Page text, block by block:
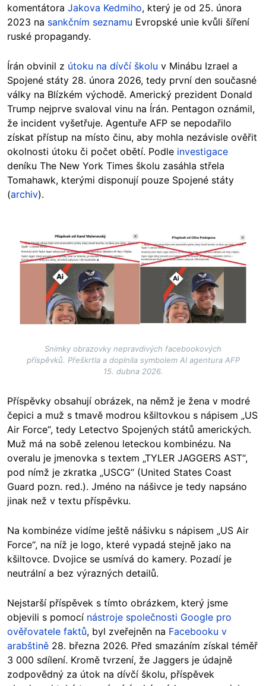
komentátora Jakova Kedmiho, který je od 25. února
2023 na sankčním seznamu Evropské unie kvůli šíření
ruské propagandy.
Írán obvinil z útoku na dívčí školu v Minábu Izrael a
Spojené státy 28. února 2026, tedy první den současné
války na Blízkém východě. Americký prezident Donald
Trump nejprve svaloval vinu na Írán. Pentagon oznámil,
že incident vyšetřuje. Agentuře AFP se nepodařilo
získat přístup na místo činu, aby mohla nezávisle ověřit
okolnosti útoku či počet obětí. Podle investigace
deníku The New York Times školu zasáhla střela
Tomahawk, kterými disponují pouze Spojené státy
(archiv).
Image
Snímky obrazovky nepravdivých facebookových
příspěvků. Přeškrtla a doplnila symbolem AI agentura AFP
15. dubna 2026.
Příspěvky obsahují obrázek, na němž je žena v modré
čepici a muž s tmavě modrou kšiltovkou s nápisem „US
Air Force“, tedy Letectvo Spojených států amerických.
Muž má na sobě zelenou leteckou kombinézu. Na
overalu je jmenovka s textem „TYLER JAGGERS AST“,
pod nímž je zkratka „USCG“ (United States Coast
Guard pozn. red.). Jméno na nášivce je tedy napsáno
jinak než v textu příspěvku.
Na kombinéze vidíme ještě nášivku s nápisem „US Air
Force“, na níž je logo, které vypadá stejně jako na
kšiltovce. Dvojice se usmívá do kamery. Pozadí je
neutrální a bez výrazných detailů.
Nejstarší příspěvek s tímto obrázkem, který jsme
objevili s pomocí nástroje společnosti Google pro
ověřovatele faktů, byl zveřejněn na Facebooku v
arabštině 28. března 2026. Před smazáním získal téměř
3 000 sdílení. Kromě tvrzení, že Jaggers je údajně
zodpovědný za útok na dívčí školu, příspěvek